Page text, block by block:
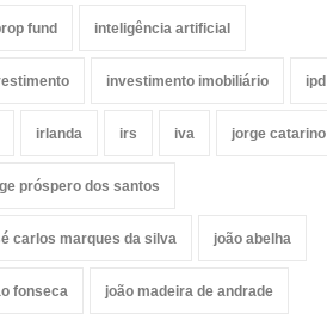
fund inteligência artificial
investimento imobiliário ipd
irlanda irs iva jorge catarino
próspero dos santos
carlos marques da silva joão abelha
fonseca joão madeira de andrade